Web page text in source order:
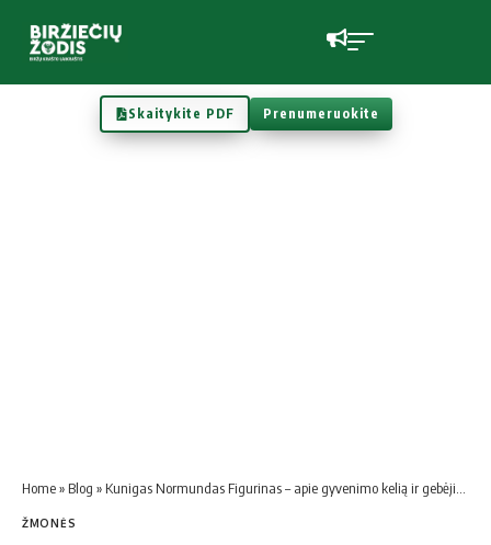
Skaitykite PDF Prenumeruokite
Home» Blog » Kunigas Normundas Figurinas – apie gyvenimo kelią ir gebėjimą kalbėti paprastai apie nepaprastus dalykus
ŽMONĖS